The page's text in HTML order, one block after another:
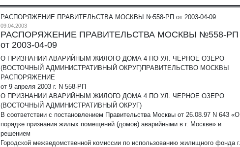
РАСПОРЯЖЕНИЕ ПРАВИТЕЛЬСТВА МОСКВЫ №558-РП от 2003-04-09
09.04.2003
РАСПОРЯЖЕНИЕ ПРАВИТЕЛЬСТВА МОСКВЫ №558-РП
от 2003-04-09
О ПРИЗНАНИИ АВАРИЙНЫМ ЖИЛОГО ДОМА 4 ПО УЛ. ЧЕРНОЕ ОЗЕРО
(ВОСТОЧНЫЙ АДМИНИСТРАТИВНЫЙ ОКРУГ)ПРАВИТЕЛЬСТВО МОСКВЫ
РАСПОРЯЖЕНИЕ
от 9 апреля 2003 г. N 558-РП
О ПРИЗНАНИИ АВАРИЙНЫМ ЖИЛОГО ДОМА 4 ПО УЛ. ЧЕРНОЕ ОЗЕРО
(ВОСТОЧНЫЙ АДМИНИСТРАТИВНЫЙ ОКРУГ)
В соответствии с постановлением Правительства Москвы от 26.08.97 N 643 «О
порядке признания жилых помещений (домов) аварийными в г. Москве» и
решением
Городской межведомственной комиссии по использованию жилищного фонда г.